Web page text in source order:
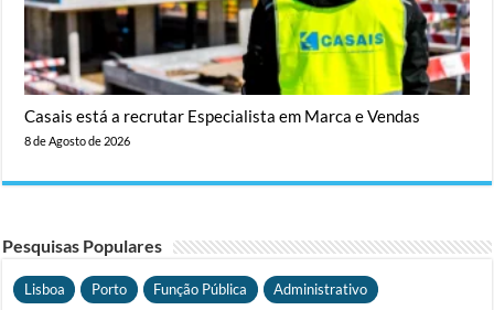
Casais está a recrutar Especialista em Marca e Vendas
8 de Agosto de 2026
Pesquisas Populares
Lisboa Porto Função Pública Administrativo